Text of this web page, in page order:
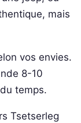
mais
vos envies.
8-10
temps.
Tsetserleg